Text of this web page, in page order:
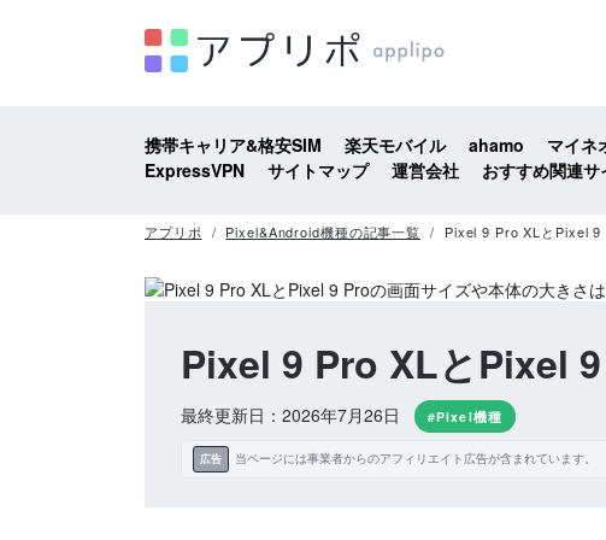
携帯キャリア&格安SIM 楽天モバイル ahamo マイネ
ExpressVPN
サイトマップ 運営会社 おすすめ関連サ
アプリポ Pixel&Android機種の記事一覧 Pixel 9 Pro XLとPixel 9
Pixel 9 Pro XLとPixel
最終更新日：2026年7月26日 #Pixel機種
広告 当ページには事業者からのアフィリエイト広告が含まれています。